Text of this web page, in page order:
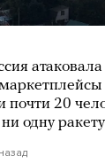
почти 20
одну ракету